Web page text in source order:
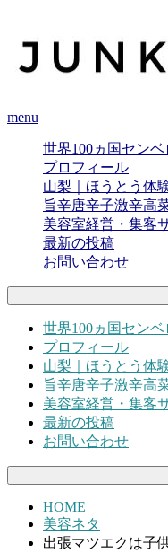
menu
世界100ヵ国センベ
プロフィール
山梨｜ほうとう体
旨辛唐辛子激辛高
美容室経営・集客
最新の投稿
お問い合わせ
世界100ヵ国センベ
プロフィール
山梨｜ほうとう体
旨辛唐辛子激辛高
美容室経営・集客
最新の投稿
お問い合わせ
HOME
美容ネタ
出張マツエクは子